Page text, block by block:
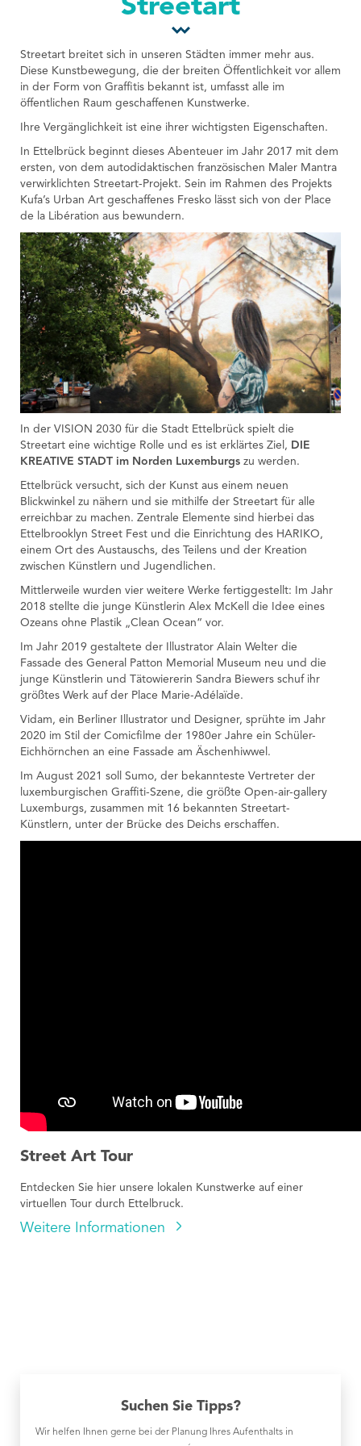
Streetart
Streetart breitet sich in unseren Städten immer mehr aus.
Diese Kunstbewegung, die der breiten Öffentlichkeit vor allem
in der Form von Graffitis bekannt ist, umfasst alle im
öffentlichen Raum geschaffenen Kunstwerke.
Ihre Vergänglichkeit ist eine ihrer wichtigsten Eigenschaften.
In Ettelbrück beginnt dieses Abenteuer im Jahr 2017 mit dem
ersten, von dem autodidaktischen französischen Maler Mantra
verwirklichten Streetart-Projekt. Sein im Rahmen des Projekts
Kufa’s Urban Art geschaffenes Fresko lässt sich von der Place
de la Libération aus bewundern.
In der VISION 2030 für die Stadt Ettelbrück spielt die
Streetart eine wichtige Rolle und es ist erklärtes Ziel, DIE
KREATIVE STADT im Norden Luxemburgs zu werden.
Ettelbrück versucht, sich der Kunst aus einem neuen
Blickwinkel zu nähern und sie mithilfe der Streetart für alle
erreichbar zu machen. Zentrale Elemente sind hierbei das
Ettelbrooklyn Street Fest und die Einrichtung des HARIKO,
einem Ort des Austauschs, des Teilens und der Kreation
zwischen Künstlern und Jugendlichen.
Mittlerweile wurden vier weitere Werke fertiggestellt: Im Jahr
2018 stellte die junge Künstlerin Alex McKell die Idee eines
Ozeans ohne Plastik „Clean Ocean“ vor.
Im Jahr 2019 gestaltete der Illustrator Alain Welter die
Fassade des General Patton Memorial Museum neu und die
junge Künstlerin und Tätowiererin Sandra Biewers schuf ihr
größtes Werk auf der Place Marie-Adélaïde.
Vidam, ein Berliner Illustrator und Designer, sprühte im Jahr
2020 im Stil der Comicfilme der 1980er Jahre ein Schüler-
Eichhörnchen an eine Fassade am Äschenhiwwel.
Im August 2021 soll Sumo, der bekannteste Vertreter der
luxemburgischen Graffiti-Szene, die größte Open-air-gallery
Luxemburgs, zusammen mit 16 bekannten Streetart-
Künstlern, unter der Brücke des Deichs erschaffen.
Street Art Tour
Entdecken Sie hier unsere lokalen Kunstwerke auf einer
virtuellen Tour durch Ettelbruck.
Weitere Informationen
Suchen Sie Tipps?
Wir helfen Ihnen gerne bei der Planung Ihres Aufenthalts in